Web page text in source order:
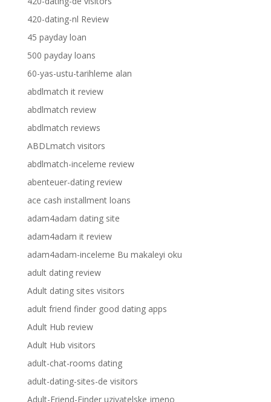
420-dating-nl Review
45 payday loan
500 payday loans
60-yas-ustu-tarihleme alan
abdlmatch it review
abdlmatch review
abdlmatch reviews
ABDLmatch visitors
abdlmatch-inceleme review
abenteuer-dating review
ace cash installment loans
adam4adam dating site
adam4adam it review
adam4adam-inceleme Bu makaleyi oku
adult dating review
Adult dating sites visitors
adult friend finder good dating apps
Adult Hub review
Adult Hub visitors
adult-chat-rooms dating
adult-dating-sites-de visitors
Adult-Friend-Finder uzivatelske jmeno